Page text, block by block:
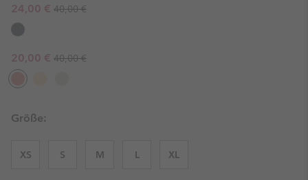
Sale price:
24,00 € Regular price:
40,00 €
Sale price:
20,00 € Regular price:
40,00 €
Größe:
XS S M L XL